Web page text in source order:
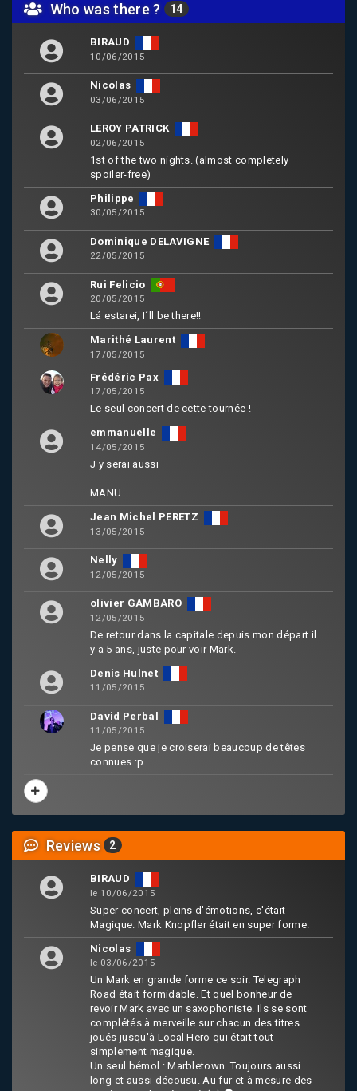
Who was there ? 14
BIRAUD
10/06/2015
Nicolas
03/06/2015
LEROY PATRICK
02/06/2015
1st of the two nights. (almost completely
spoiler-free)
Philippe
30/05/2015
Dominique DELAVIGNE
22/05/2015
Rui Felicio
20/05/2015
Lá estarei, I´ll be there!!
Marithé Laurent
17/05/2015
Frédéric Pax
17/05/2015
Le seul concert de cette tournée !
emmanuelle
14/05/2015
J y serai aussi
MANU
Jean Michel PERETZ
13/05/2015
Nelly
12/05/2015
olivier GAMBARO
12/05/2015
De retour dans la capitale depuis mon départ il
y a 5 ans, juste pour voir Mark.
Denis Hulnet
11/05/2015
David Perbal
11/05/2015
Je pense que je croiserai beaucoup de têtes
connues :p
Reviews 2
BIRAUD
le 10/06/2015
Super concert, pleins d'émotions, c'était
Magique. Mark Knopfler était en super forme.
Nicolas
le 03/06/2015
Un Mark en grande forme ce soir. Telegraph
Road était formidable. Et quel bonheur de
revoir Mark avec un saxophoniste. Ils se sont
complétés à merveille sur chacun des titres
joués jusqu'à Local Hero qui était tout
simplement magique.
Un seul bémol : Marbletown. Toujours aussi
long et aussi décousu. Au fur et à mesure des